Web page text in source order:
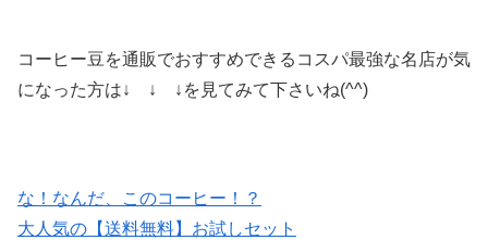
コーヒー豆を通販でおすすめできるコスパ最強な名店が気
になった方は↓ ↓ ↓を見てみて下さいね(^^)
な！なんだ、このコーヒー！？
大人気の【送料無料】お試しセット